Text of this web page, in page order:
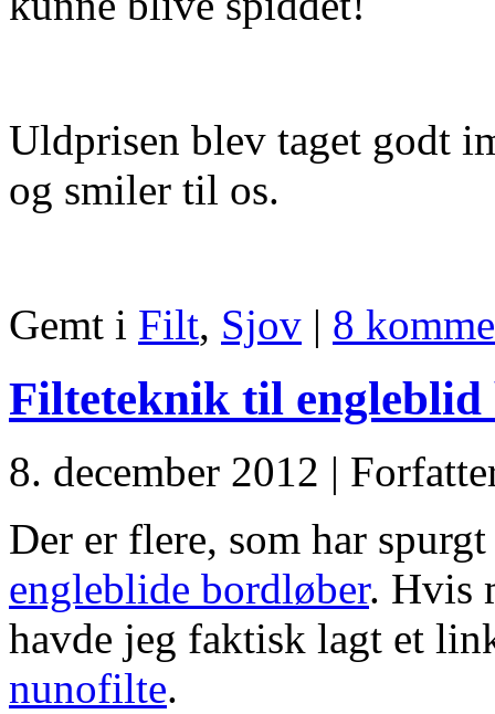
Uldprisen blev taget godt
og smiler til os.
Gemt i Filt, Sjov | 8
Filteteknik til
8. december 2012 |
Der er flere, som har
engleblide bordløber. Hvis
havde jeg faktisk lagt et
nunofilte.